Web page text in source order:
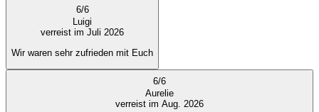
6/6
Luigi
verreist im Juli 2026
Wir waren sehr zufrieden mit Euch
6/6
Aurelie
verreist im Aug. 2026